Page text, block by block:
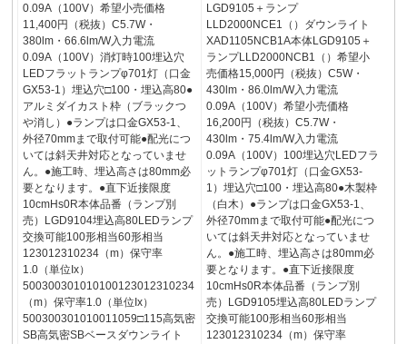
0.09A（100V）希望小売価格
11,400円（税抜）C5.7W・
380lm・66.6lm/W入力電流
0.09A（100V）消灯時100埋込穴
LEDフラットランプφ701灯（口金
GX53-1）埋込穴□100・埋込高80●
アルミダイカスト枠（ブラックつ
や消し）●ランプは口金GX53-1、
外径70mmまで取付可能●配光につ
いては斜天井対応となっていませ
ん。●施工時、埋込高さは80mm必
要となります。●直下近接限度
10cmHs0R本体品番（ランプ別
売）LGD9104埋込高80LEDランプ
交換可能100形相当60形相当
123012310234（m）保守率
1.0（単位Ix）
500300301010100123012310234
（m）保守率1.0（単位Ix）
500300301010011059□115高気密
SB高気密SBベースダウンライト
LGD9105＋ランプ
LLD2000NCE1（）ダウンライト
XAD1105NCB1A本体LGD9105＋
ランプLLD2000NCB1（）希望小
売価格15,000円（税抜）C5W・
430lm・86.0lm/W入力電流
0.09A（100V）希望小売価格
16,200円（税抜）C5.7W・
430lm・75.4lm/W入力電流
0.09A（100V）100埋込穴LEDフラ
ットランプφ701灯（口金GX53-
1）埋込穴□100・埋込高80●木製枠
（白木）●ランプは口金GX53-1、
外径70mmまで取付可能●配光につ
いては斜天井対応となっていませ
ん。●施工時、埋込高さは80mm必
要となります。●直下近接限度
10cmHs0R本体品番（ランプ別
売）LGD9105埋込高80LEDランプ
交換可能100形相当60形相当
123012310234（m）保守率